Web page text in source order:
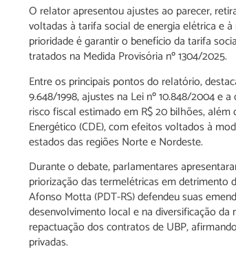
O relator apresentou ajustes ao parecer,
voltadas à tarifa social de energia elétrica e
prioridade é garantir o benefício da tarifa
tratados na Medida Provisória nº 1304/2025.
Entre os principais pontos do relatório,
9.648/1998, ajustes na Lei nº 10.848/2004 e
risco fiscal estimado em R$ 20 bilhões,
Energético (CDE), com efeitos voltados à
estados das regiões Norte e Nordeste.
Durante o debate, parlamentares
priorização das termelétricas em detrimento
Afonso Motta (PDT-RS) defendeu suas
desenvolvimento local e na diversificação da
repactuação dos contratos de UBP,
privadas.